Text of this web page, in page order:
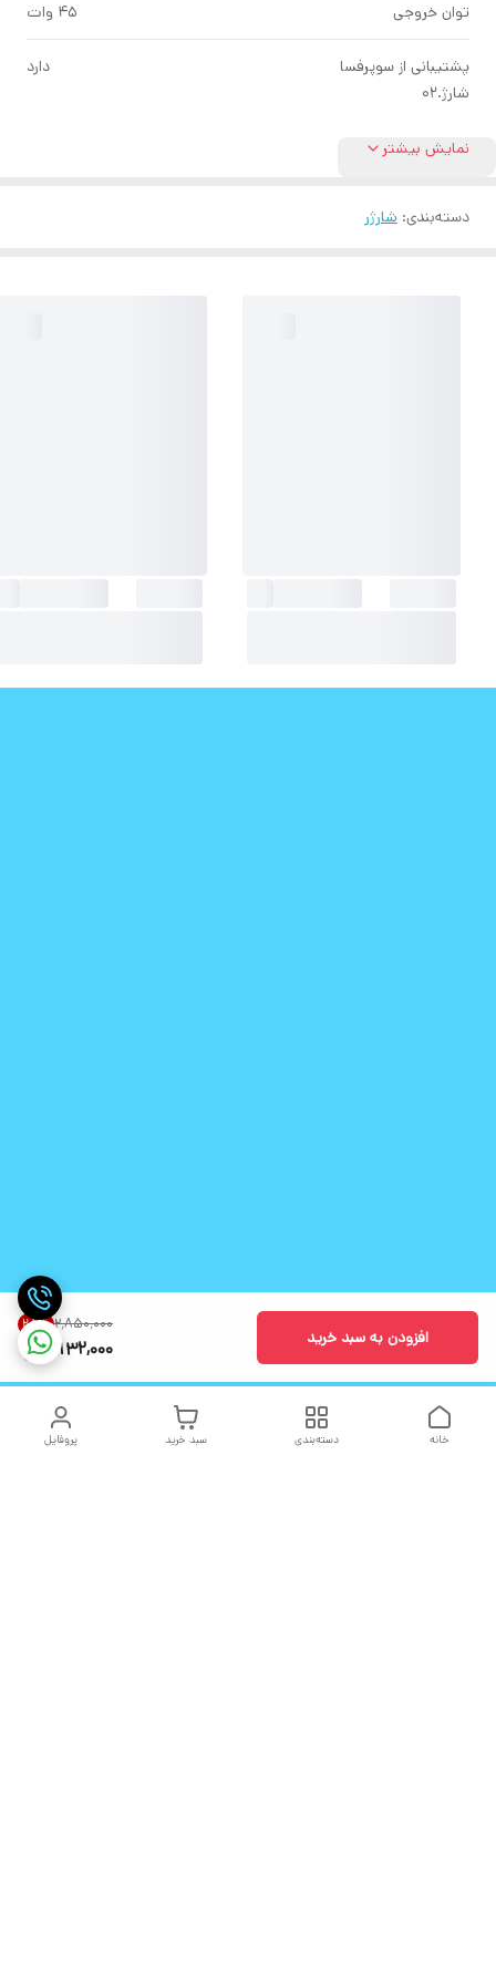
۲٬۸۵۰٬۰۰۰ 25%
2,132,000 افزودن به سبد خرید
توان خروجی 45 وات
پشتیبانی از سوپرفسا
شارژ.02
دارد
نمایش بیشتر
دسته‌بندی: شارژر
پروفایل سبد خرید دسته‌بندی خانه